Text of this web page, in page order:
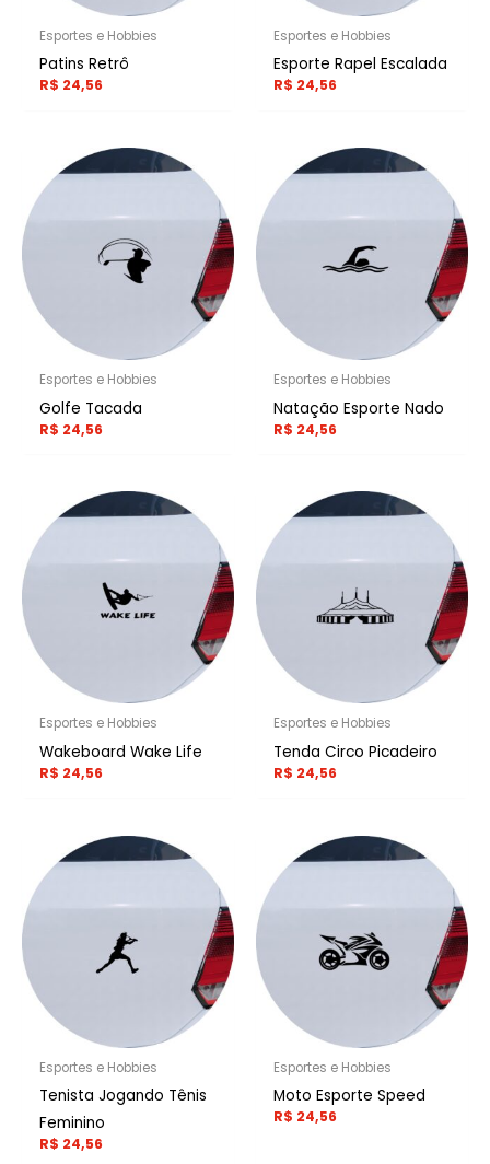
Esportes e Hobbies
Patins Retrô
R$ 24,56
Esportes e Hobbies
Esporte Rapel Escalada
R$ 24,56
Esportes e Hobbies
Golfe Tacada
R$ 24,56
Esportes e Hobbies
Natação Esporte Nado
R$ 24,56
Esportes e Hobbies
Wakeboard Wake Life
R$ 24,56
Esportes e Hobbies
Tenda Circo Picadeiro
R$ 24,56
Esportes e Hobbies
Tenista Jogando Tênis
Feminino
R$ 24,56
Esportes e Hobbies
Moto Esporte Speed
R$ 24,56